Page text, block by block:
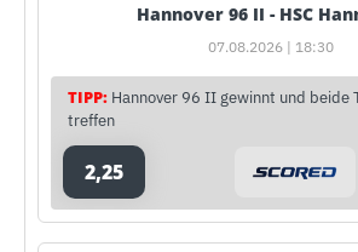
Hannover 96 II - HSC
07.08.2026 | 18:30
TIPP: Hannover 96 II gewinnt und beide
treffen
2,25